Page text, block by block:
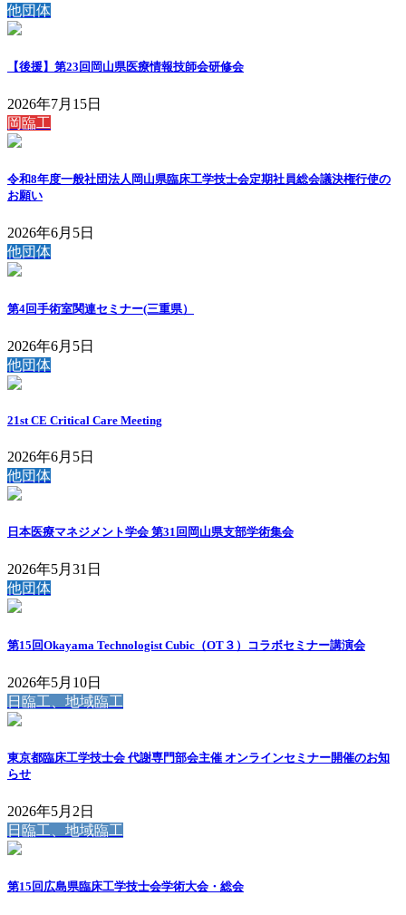
他団体
【後援】第23回岡山県医療情報技師会研修会
2026年7月15日
岡臨工
令和8年度一般社団法人岡山県臨床工学技士会定期社員総会議決権行使の
お願い
2026年6月5日
他団体
第4回手術室関連セミナー(三重県）
2026年6月5日
他団体
21st CE Critical Care Meeting
2026年6月5日
他団体
日本医療マネジメント学会 第31回岡山県支部学術集会
2026年5月31日
他団体
第15回Okayama Technologist Cubic（OT３）コラボセミナー講演会
2026年5月10日
日臨工、地域臨工
東京都臨床工学技士会 代謝専門部会主催 オンラインセミナー開催のお知
らせ
2026年5月2日
日臨工、地域臨工
第15回広島県臨床工学技士会学術大会・総会